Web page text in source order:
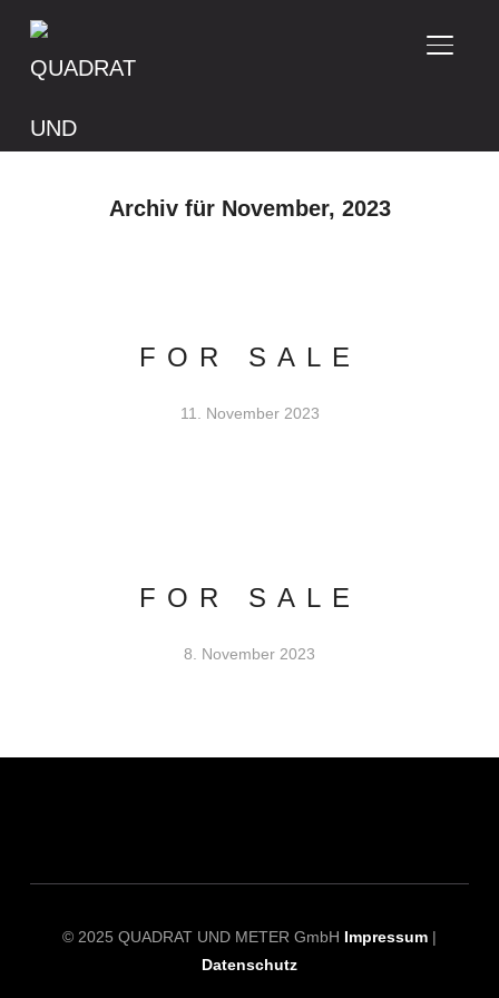
Archiv für November, 2023
FOR SALE
11. November 2023
FOR SALE
8. November 2023
© 2025 QUADRAT UND METER GmbH Impressum |
Datenschutz